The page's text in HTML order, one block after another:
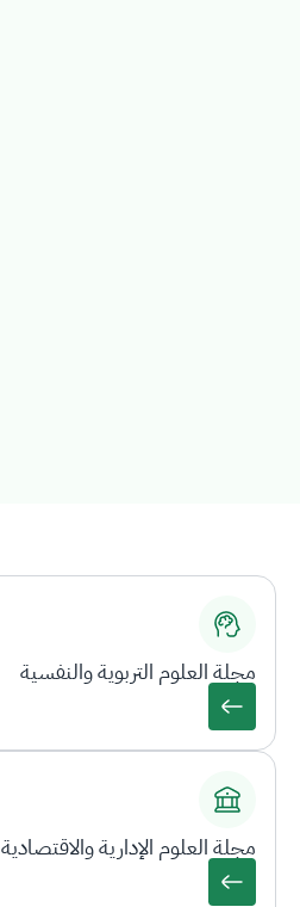
مجلة العلوم التربوية والنفسية
مجلة العلوم الإدارية والاقتصادية